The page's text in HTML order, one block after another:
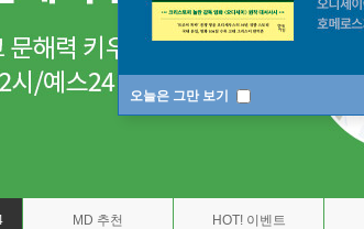
오늘은 그만 보기
MD 추천 HOT! 이벤트